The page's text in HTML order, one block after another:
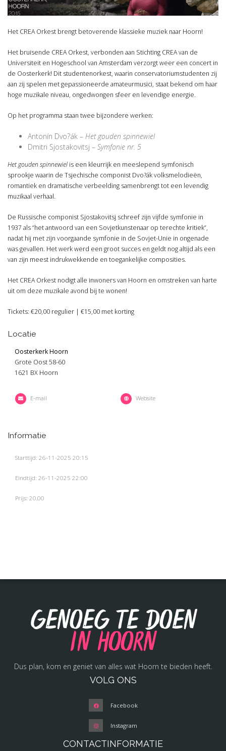
Het CREA Orkest brengt betoverende klassieke muziek naar Hoorn!
Het bruisende CREA Orkest, verbonden aan Stichting CREA van de
Universiteit en Hogeschool van Amsterdam verzorgt weer een concert in
de Oosterkerk! Dit studentenorkest, waarin conservatoriumstudenten zij
aan zij spelen met gepassioneerde amateurmusici, staat bekend om haar
hoge muzikale niveau, ongedwongen sfeer en levendige energie.
Op het programma staan twee bijzondere werken:
Antonín Dvo?ák – Het gouden spinnewiel
Dmitri Sjostakovitsj – Symfonie nr. 5
Het gouden spinnewiel is een kleurrijk en meeslepend symfonisch
sprookje waarin de Tsjechische componist Dvo?ák volksmelodieën,
romantiek en dramatische verbeelding samenbrengt tot een levendig
muzikaal verhaal.
De Russische componist Sjostakovitsj schreef zijn vijfde symfonie in
1937 als “het antwoord van een Sovjetkunstenaar op terechte kritiek”,
nadat hij met zijn voorgaande symfonie in de Sovjet-Unie in ongenade
was gevallen. Het werk werd een groot succes en geldt nog altijd als een
van zijn meest indrukwekkende en toegankelijke composities.
Het CREA Orkest nodigt alle inwoners van Hoorn en omstreken van harte
uit om deze muzikale avond bij te wonen!
Tickets: €20,00 regulier | €15,00 met korting
Locatie
Oosterkerk Hoorn
Grote Oost 58-60
1621 BX Hoorn
E-mail Website
Informatie
Starttijd: 26-11-2025 20:15
Eindtijd: 26-11-2025 22:00
Prijs: 20,00
Genoeg te doen
in Hoorn
Dus plan, kom en geniet van alles wat Hoorn te bieden heeft.
VOLG ONS
Facebook
Instagram
CONTACTINFORMATIE